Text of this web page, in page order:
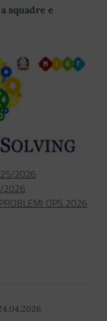
a squadre e
2026
2026
OPS 2026